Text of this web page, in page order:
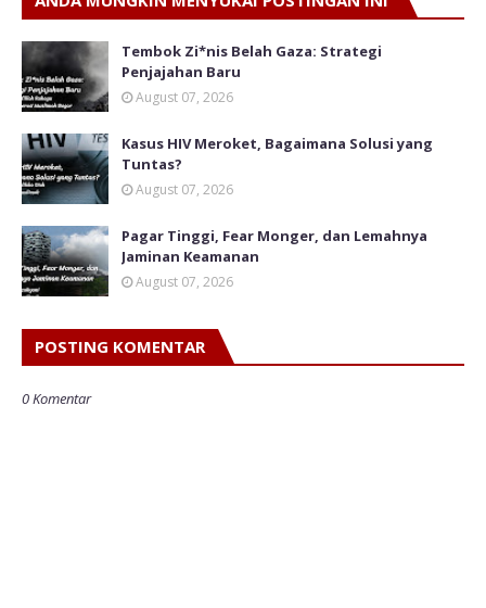
Tembok Zi*nis Belah Gaza: Strategi
Penjajahan Baru
August 07, 2026
Kasus HIV Meroket, Bagaimana Solusi yang
Tuntas?
August 07, 2026
Pagar Tinggi, Fear Monger, dan Lemahnya
Jaminan Keamanan
August 07, 2026
POSTING KOMENTAR
0 Komentar